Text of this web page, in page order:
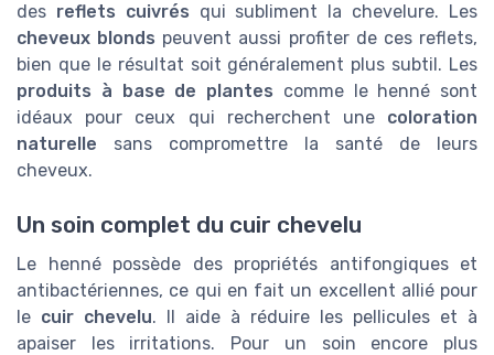
des reflets cuivrés qui subliment la chevelure. Les
cheveux blonds peuvent aussi profiter de ces reflets,
bien que le résultat soit généralement plus subtil. Les
produits à base de plantes comme le henné sont
idéaux pour ceux qui recherchent une coloration
naturelle sans compromettre la santé de leurs
cheveux.
Un soin complet du cuir chevelu
Le henné possède des propriétés antifongiques et
antibactériennes, ce qui en fait un excellent allié pour
le cuir chevelu. Il aide à réduire les pellicules et à
apaiser les irritations. Pour un soin encore plus